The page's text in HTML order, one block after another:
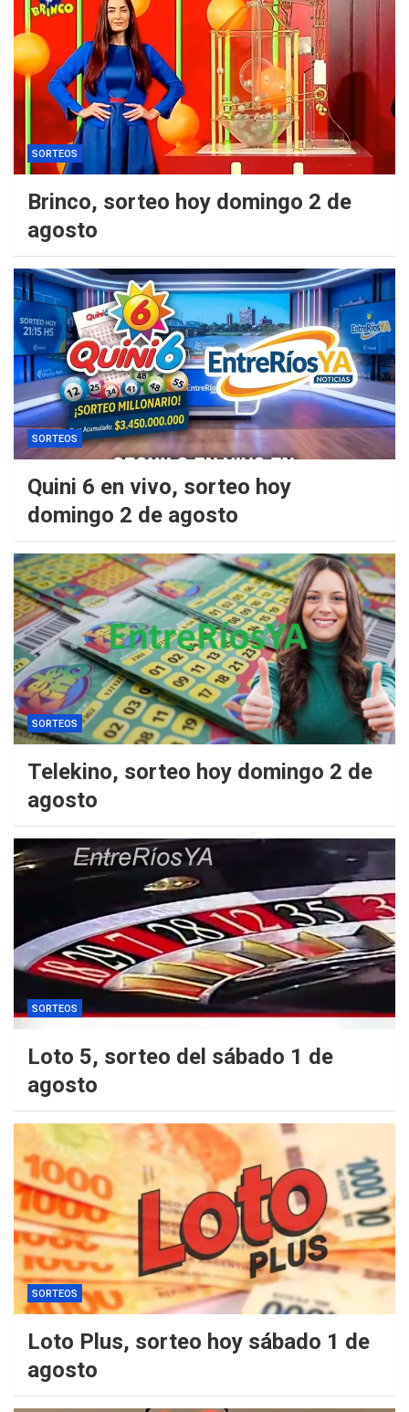
SORTEOS
Brinco, sorteo hoy domingo 2 de
agosto
SORTEOS
Quini 6 en vivo, sorteo hoy
domingo 2 de agosto
SORTEOS
Telekino, sorteo hoy domingo 2 de
agosto
SORTEOS
Loto 5, sorteo del sábado 1 de
agosto
SORTEOS
Loto Plus, sorteo hoy sábado 1 de
agosto